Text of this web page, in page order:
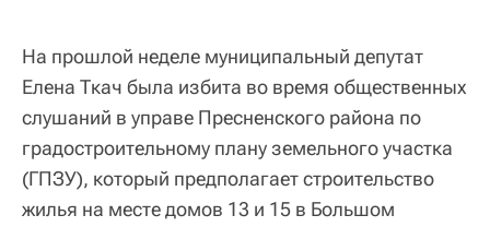
На прошлой неделе муниципальный депутат
Елена Ткач была избита во время общественных
слушаний в управе Пресненского района по
градостроительному плану земельного участка
(ГПЗУ), который предполагает строительство
жилья на месте домов 13 и 15 в Большом